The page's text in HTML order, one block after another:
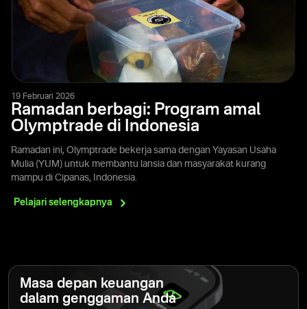
19 Februari 2026
Ramadan berbagi: Program amal
Olymptrade di Indonesia
Ramadan ini, Olymptrade bekerja sama dengan Yayasan Usaha
Mulia (YUM) untuk membantu lansia dan masyarakat kurang
mampu di Cipanas, Indonesia.
Pelajari selengkapnya
Masa depan keuangan
dalam genggaman Anda